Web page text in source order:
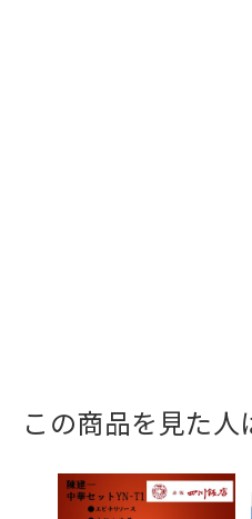
この商品を見た人